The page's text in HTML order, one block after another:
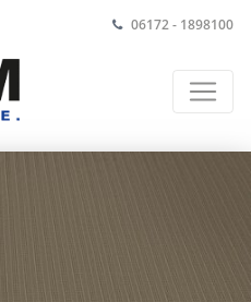
06172 - 1898100